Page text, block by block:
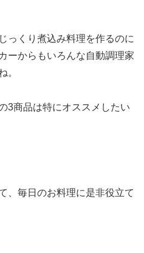
っくり煮込み料理を作るのに
ーからもいろんな自動調理家
。
3商品は特にオススメしたい
、毎日のお料理に是非役立て